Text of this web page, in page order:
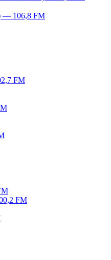
— 106,8 FM
FM
FM